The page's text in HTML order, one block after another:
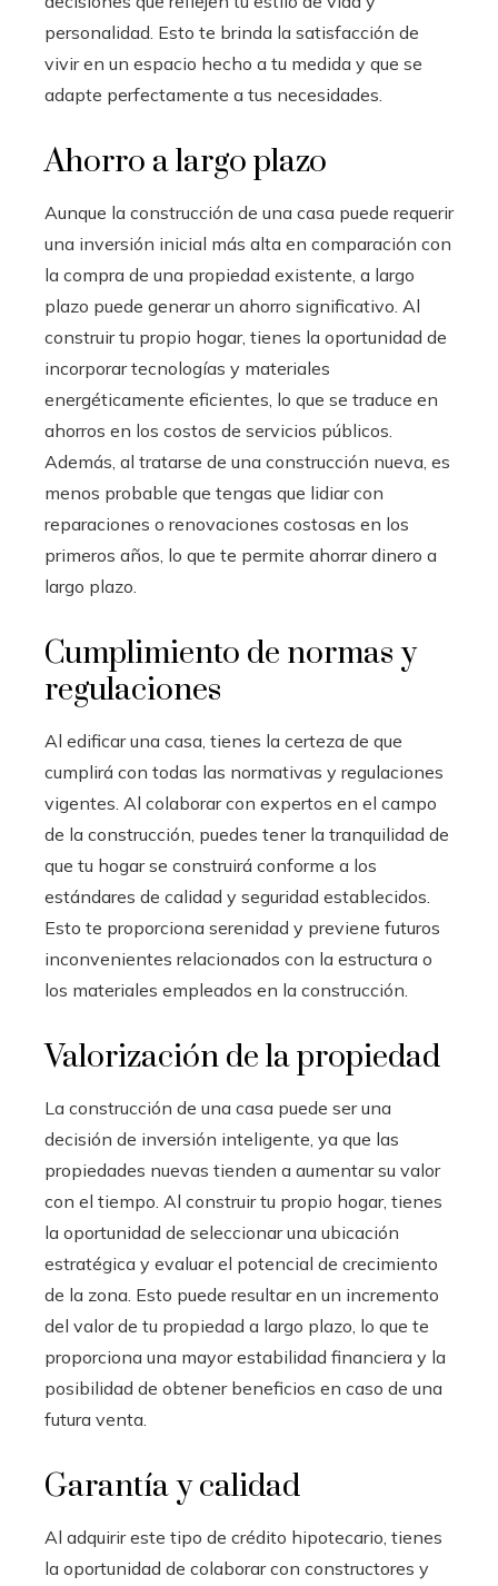
personalidad. Esto te brinda la satisfacción de
vivir en un espacio hecho a tu medida y que se
adapte perfectamente a tus necesidades.
Ahorro a largo plazo
Aunque la construcción de una casa puede requerir
una inversión inicial más alta en comparación con
la compra de una propiedad existente, a largo
plazo puede generar un ahorro significativo. Al
construir tu propio hogar, tienes la oportunidad de
incorporar tecnologías y materiales
energéticamente eficientes, lo que se traduce en
ahorros en los costos de servicios públicos.
Además, al tratarse de una construcción nueva, es
menos probable que tengas que lidiar con
reparaciones o renovaciones costosas en los
primeros años, lo que te permite ahorrar dinero a
largo plazo.
Cumplimiento de normas y
regulaciones
Al edificar una casa, tienes la certeza de que
cumplirá con todas las normativas y regulaciones
vigentes. Al colaborar con expertos en el campo
de la construcción, puedes tener la tranquilidad de
que tu hogar se construirá conforme a los
estándares de calidad y seguridad establecidos.
Esto te proporciona serenidad y previene futuros
inconvenientes relacionados con la estructura o
los materiales empleados en la construcción.
Valorización de la propiedad
La construcción de una casa puede ser una
decisión de inversión inteligente, ya que las
propiedades nuevas tienden a aumentar su valor
con el tiempo. Al construir tu propio hogar, tienes
la oportunidad de seleccionar una ubicación
estratégica y evaluar el potencial de crecimiento
de la zona. Esto puede resultar en un incremento
del valor de tu propiedad a largo plazo, lo que te
proporciona una mayor estabilidad financiera y la
posibilidad de obtener beneficios en caso de una
futura venta.
Garantía y calidad
Al adquirir este tipo de crédito hipotecario, tienes
la oportunidad de colaborar con constructores y